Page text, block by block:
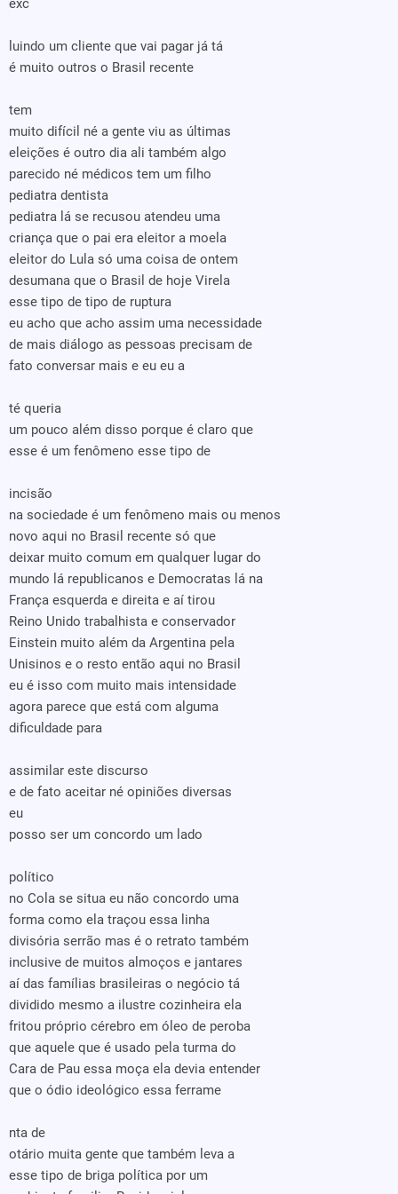
exc
luindo um cliente que vai pagar já tá
é muito outros o Brasil recente
tem
muito difícil né a gente viu as últimas
eleições é outro dia ali também algo
parecido né médicos tem um filho
pediatra dentista
pediatra lá se recusou atendeu uma
criança que o pai era eleitor a moela
eleitor do Lula só uma coisa de ontem
desumana que o Brasil de hoje Virela
esse tipo de tipo de ruptura
eu acho que acho assim uma necessidade
de mais diálogo as pessoas precisam de
fato conversar mais e eu eu a
té queria
um pouco além disso porque é claro que
esse é um fenômeno esse tipo de
incisão
na sociedade é um fenômeno mais ou menos
novo aqui no Brasil recente só que
deixar muito comum em qualquer lugar do
mundo lá republicanos e Democratas lá na
França esquerda e direita e aí tirou
Reino Unido trabalhista e conservador
Einstein muito além da Argentina pela
Unisinos e o resto então aqui no Brasil
eu é isso com muito mais intensidade
agora parece que está com alguma
dificuldade para
assimilar este discurso
e de fato aceitar né opiniões diversas
eu
posso ser um concordo um lado
político
no Cola se situa eu não concordo uma
forma como ela traçou essa linha
divisória serrão mas é o retrato também
inclusive de muitos almoços e jantares
aí das famílias brasileiras o negócio tá
dividido mesmo a ilustre cozinheira ela
fritou próprio cérebro em óleo de peroba
que aquele que é usado pela turma do
Cara de Pau essa moça ela devia entender
que o ódio ideológico essa ferrame
nta de
otário muita gente que também leva a
esse tipo de briga política por um